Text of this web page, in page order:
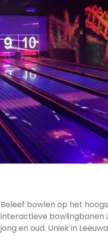
Beleef bowlen op het
interactieve bowlingbanen
jong en oud. Uniek in